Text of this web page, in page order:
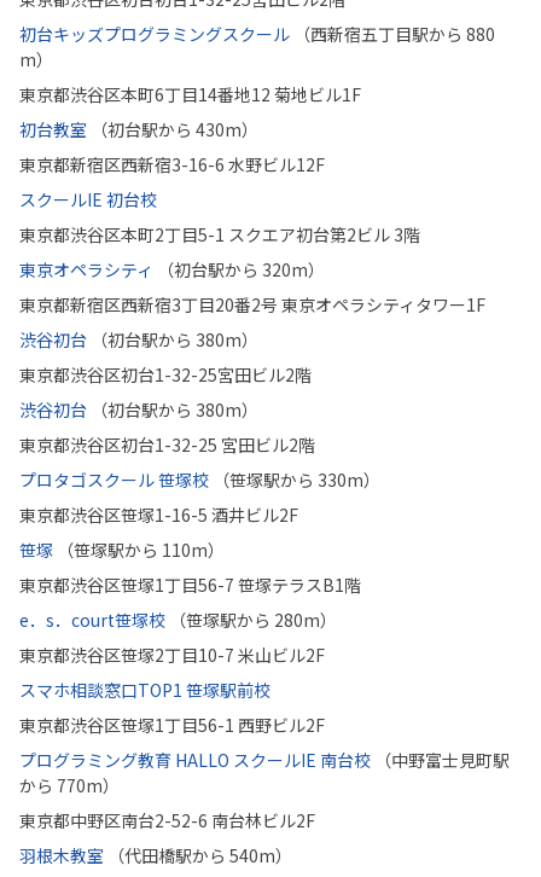
初台キッズプログラミングスクール
（西新宿五丁目駅から 880
m）
東京都渋谷区本町6丁目14番地12 菊地ビル1F
初台教室
（初台駅から 430m）
東京都新宿区西新宿3-16-6 水野ビル12F
スクールIE 初台校
東京都渋谷区本町2丁目5-1 スクエア初台第2ビル 3階
東京オペラシティ
（初台駅から 320m）
東京都新宿区西新宿3丁目20番2号 東京オペラシティタワー1F
渋谷初台
（初台駅から 380m）
東京都渋谷区初台1-32-25宮田ビル2階
渋谷初台
（初台駅から 380m）
東京都渋谷区初台1-32-25 宮田ビル2階
プロタゴスクール 笹塚校
（笹塚駅から 330m）
東京都渋谷区笹塚1-16-5 酒井ビル2F
笹塚
（笹塚駅から 110m）
東京都渋谷区笹塚1丁目56-7 笹塚テラスB1階
e．s．court笹塚校
（笹塚駅から 280m）
東京都渋谷区笹塚2丁目10-7 米山ビル2F
スマホ相談窓口TOP1 笹塚駅前校
東京都渋谷区笹塚1丁目56-1 西野ビル2F
プログラミング教育 HALLO スクールIE 南台校
（中野富士見町駅
から 770m）
東京都中野区南台2-52-6 南台林ビル2F
羽根木教室
（代田橋駅から 540m）